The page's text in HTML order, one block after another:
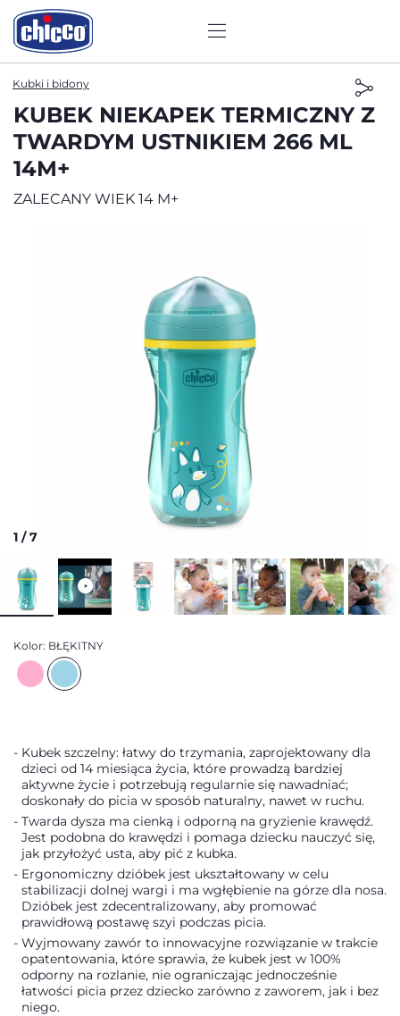
Kubki i bidony
KUBEK NIEKAPEK TERMICZNY Z
TWARDYM USTNIKIEM 266 ML
14M+
ZALECANY WIEK 14 M+
1 /7
Kolor: BŁĘKITNY
Kubek szczelny: łatwy do trzymania, zaprojektowany dla
dzieci od 14 miesiąca życia, które prowadzą bardziej
aktywne życie i potrzebują regularnie się nawadniać;
doskonały do picia w sposób naturalny, nawet w ruchu.
Twarda dysza ma cienką i odporną na gryzienie krawędź.
Jest podobna do krawędzi i pomaga dziecku nauczyć się,
jak przyłożyć usta, aby pić z kubka.
Ergonomiczny dzióbek jest ukształtowany w celu
stabilizacji dolnej wargi i ma wgłębienie na górze dla nosa.
Dzióbek jest zdecentralizowany, aby promować
prawidłową postawę szyi podczas picia.
Wyjmowany zawór to innowacyjne rozwiązanie w trakcie
opatentowania, które sprawia, że kubek jest w 100%
odporny na rozlanie, nie ograniczając jednocześnie
łatwości picia przez dziecko zarówno z zaworem, jak i bez
niego.